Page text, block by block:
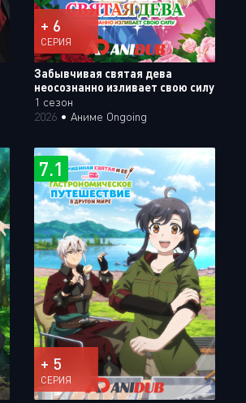
+ 6
СЕРИЯ
Забывчивая святая дева
неосознанно изливает свою силу
1 сезон
2026 •Аниме Ongoing
7.1
+ 5
СЕРИЯ